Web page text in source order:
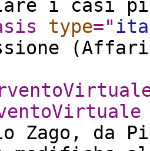
i casi
type="
Zago, da